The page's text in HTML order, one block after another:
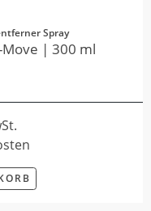
Spray
| 300 ml